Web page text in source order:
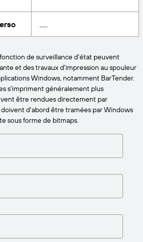
produit
pour l’étiquetage et la
d’assistance adapté aux
de surveillance d'état peuvent
et des travaux d'impression au spouleur
Windows, notamment BarTender.
s'impriment généralement plus
être rendues directement par
d'abord être tramées par Windows
sous forme de bitmaps.